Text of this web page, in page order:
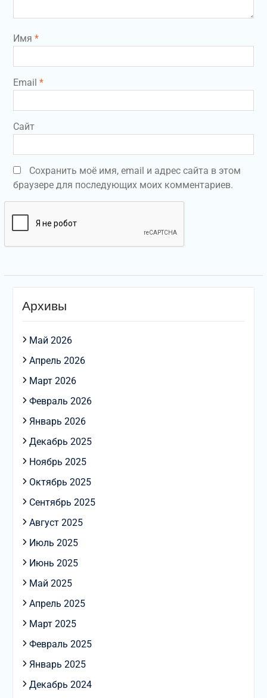
Имя *
Email *
Сайт
Сохранить моё имя, email и адрес сайта в этом
браузере для последующих моих комментариев.
Архивы
Май 2026
Апрель 2026
Март 2026
Февраль 2026
Январь 2026
Декабрь 2025
Ноябрь 2025
Октябрь 2025
Сентябрь 2025
Август 2025
Июль 2025
Июнь 2025
Май 2025
Апрель 2025
Март 2025
Февраль 2025
Январь 2025
Декабрь 2024